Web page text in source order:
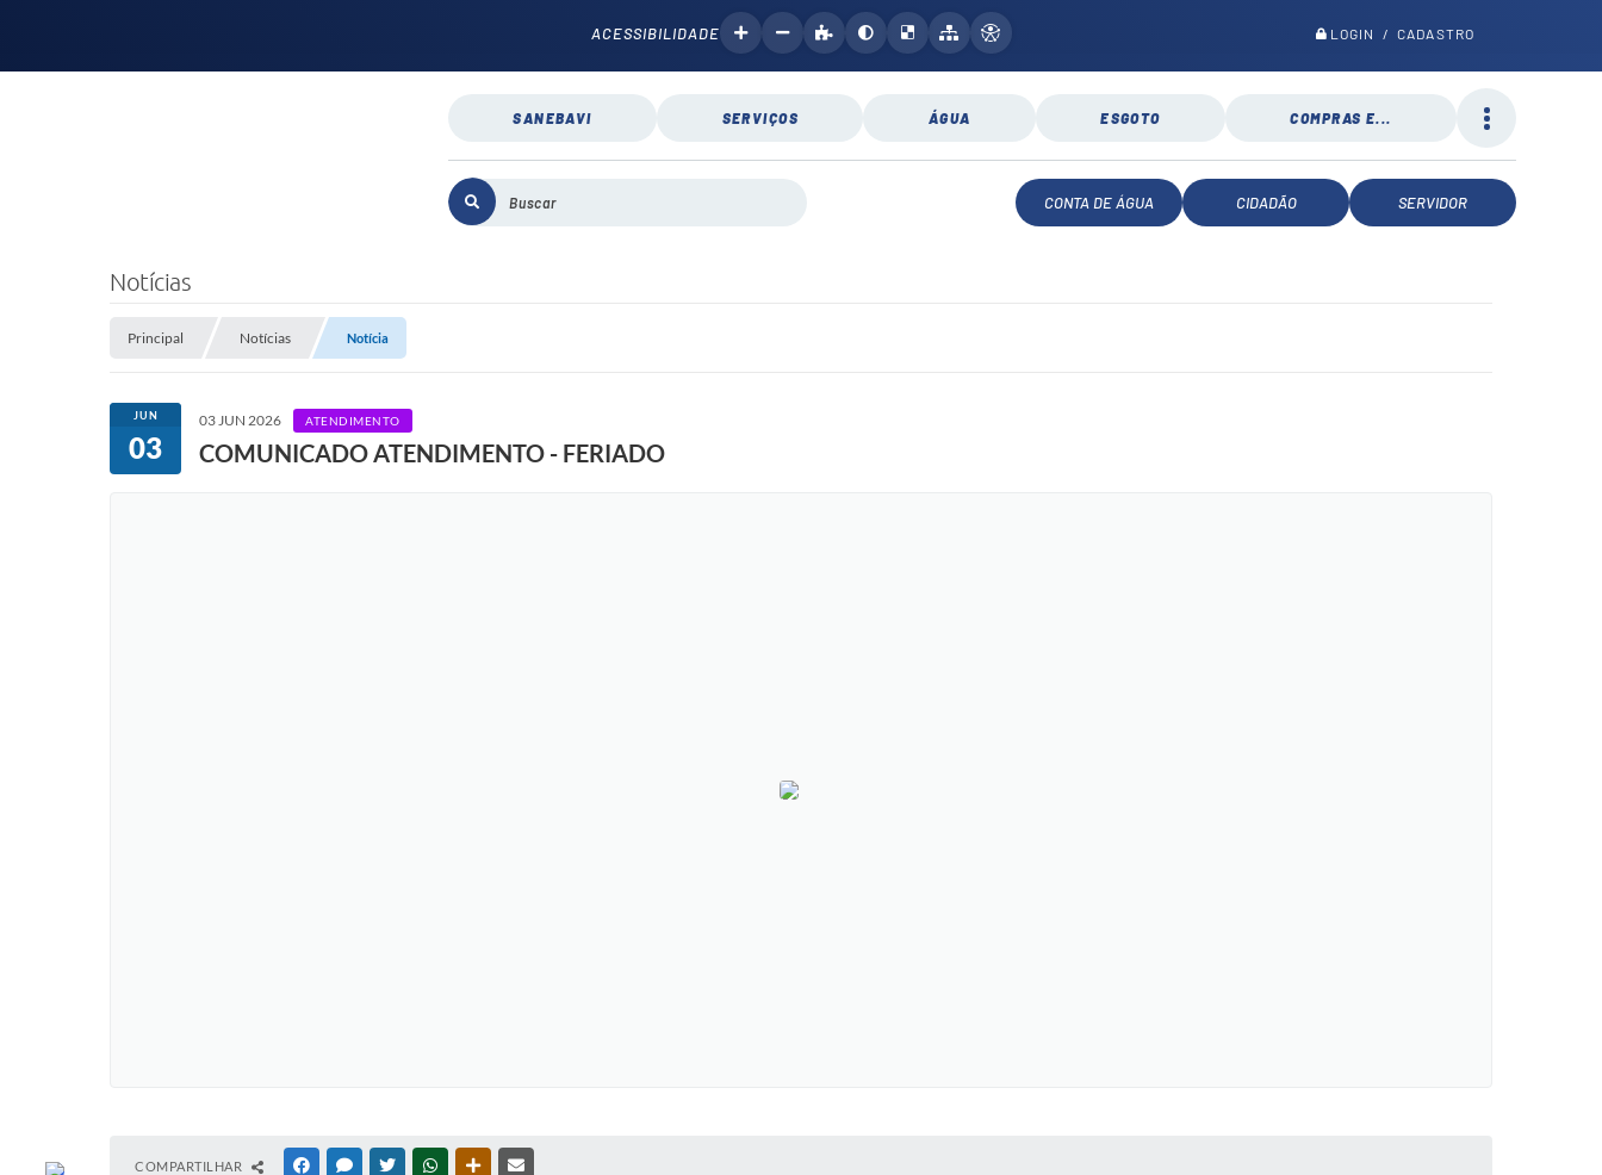
LOGIN / CADASTRO
SANEBAVI SERVIÇOS ÁGUA ESGOTO COMPRAS E...
CONTA DE ÁGUA CIDADÃO SERVIDOR
ACESSIBILIDADE
Notícias
Principal Notícias Notícia
JUN
03
03 JUN 2026 ATENDIMENTO
COMUNICADO ATENDIMENTO - FERIADO
COMPARTILHAR FACEBOOKMESSENGER
TWITTERWHATSAPPOUTRAS MÍDIAS